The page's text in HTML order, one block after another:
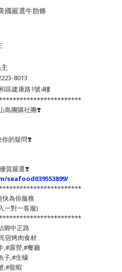
國嚴選牛肋條
8013
區建康路1號4樓
島團購社團❣️
你的疑問❣️
質嚴選❣️
快為你服務
一對一客服)
鄉中正路
宿烤肉食材
,#露營,#餐廳
子,#生蠔
,#龍蝦